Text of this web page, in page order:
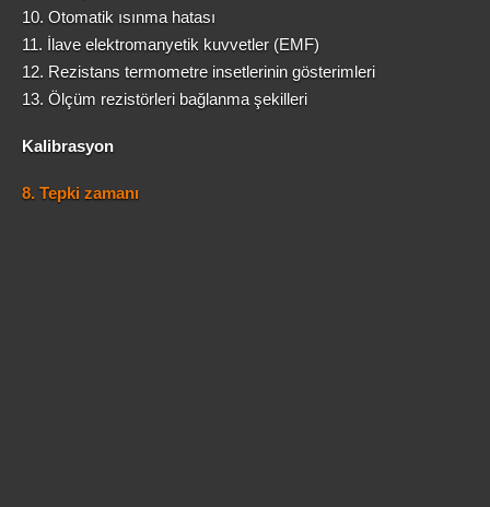
10. Otomatik ısınma hatası
11. İlave elektromanyetik kuvvetler (EMF)
12. Rezistans termometre insetlerinin gösterimleri
13. Ölçüm rezistörleri bağlanma şekilleri
Kalibrasyon
8. Tepki zamanı